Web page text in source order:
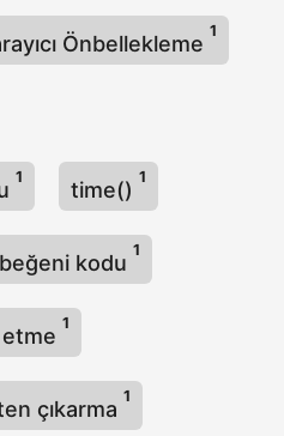
Önbellekleme
1
1
time()
1
kodu
1
1
çıkarma
1